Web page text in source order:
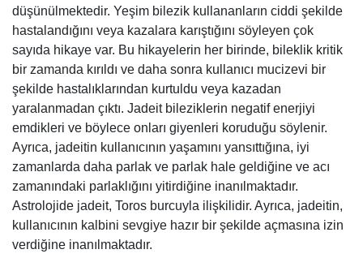
düşünülmektedir. Yeşim bilezik kullananların ciddi şekilde
hastalandığını veya kazalara karıştığını söyleyen çok
sayıda hikaye var. Bu hikayelerin her birinde, bileklik kritik
bir zamanda kırıldı ve daha sonra kullanıcı mucizevi bir
şekilde hastalıklarından kurtuldu veya kazadan
yaralanmadan çıktı. Jadeit bileziklerin negatif enerjiyi
emdikleri ve böylece onları giyenleri koruduğu söylenir.
Ayrıca, jadeitin kullanıcının yaşamını yansıttığına, iyi
zamanlarda daha parlak ve parlak hale geldiğine ve acı
zamanındaki parlaklığını yitirdiğine inanılmaktadır.
Astrolojide jadeit, Toros burcuyla ilişkilidir. Ayrıca, jadeitin,
kullanıcının kalbini sevgiye hazır bir şekilde açmasına izin
verdiğine inanılmaktadır.